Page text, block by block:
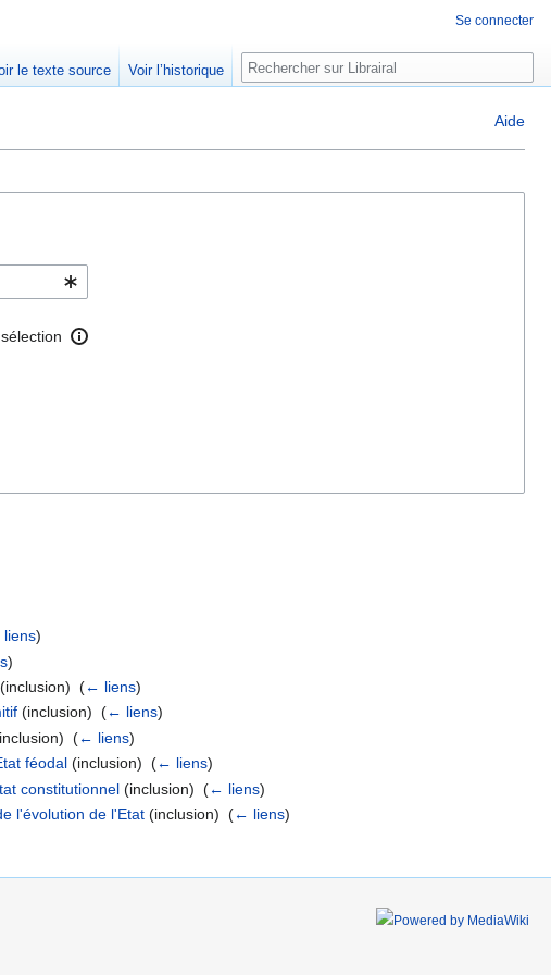
Aide
)
)
(inclusion) ‎(← liens)
(inclusion) ‎(← liens)
(← liens)
féodal (inclusion) ‎(← liens)
constitutionnel (inclusion) ‎(← liens)
l'évolution de l'Etat (inclusion) ‎(← liens)
Se connecter
le texte source Voir l’historique Rechercher